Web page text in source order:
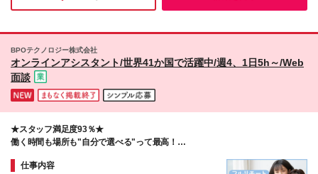
お待ちしております♪
職⼿当＋インセンティブ賞与 （固定残業代含む︓20
無料・お祝い⾦最⼤20万円あり︕ ※新居の内覧や契
約なども丁寧にサポートします︕ ※試用期間中でも福
いたします。 ＼経験者の⽅はさらに優遇します︕／
★⽉給38万円〜＋交通費＋インセンティブ賞与★
（※想定年収 500万円以上） （10時間の固定残業
代、⼀律⽉25,580円を含む。超過分は⽀給） ※経験
者枠︓実務経験2年以上 少数募集 ※経験・スキルを考
⾒OK︕契約まで丁寧にサポートします。 ┗仲介⼿数
展開を進めつつ「北海道」にも進出予定︕ これから
は全国への展開も予定する急成⻑企業なんです◎
そんな⽅でも活躍できます︕ (変更の範囲)上記を除く
『人』にフォーカスしているからこそ、ワークライフバランスも
ここからキャリアを形成したい方にぜひ挑戦していただきたいで
す。
BPOテクノロジー株式会社
オンラインアシスタント/世界41か国で活躍中/週4、1日5h～/Web
面談
★スタッフ満足度93％★
働く時間も場所も"自分で選べる"って最高！
仕事内容